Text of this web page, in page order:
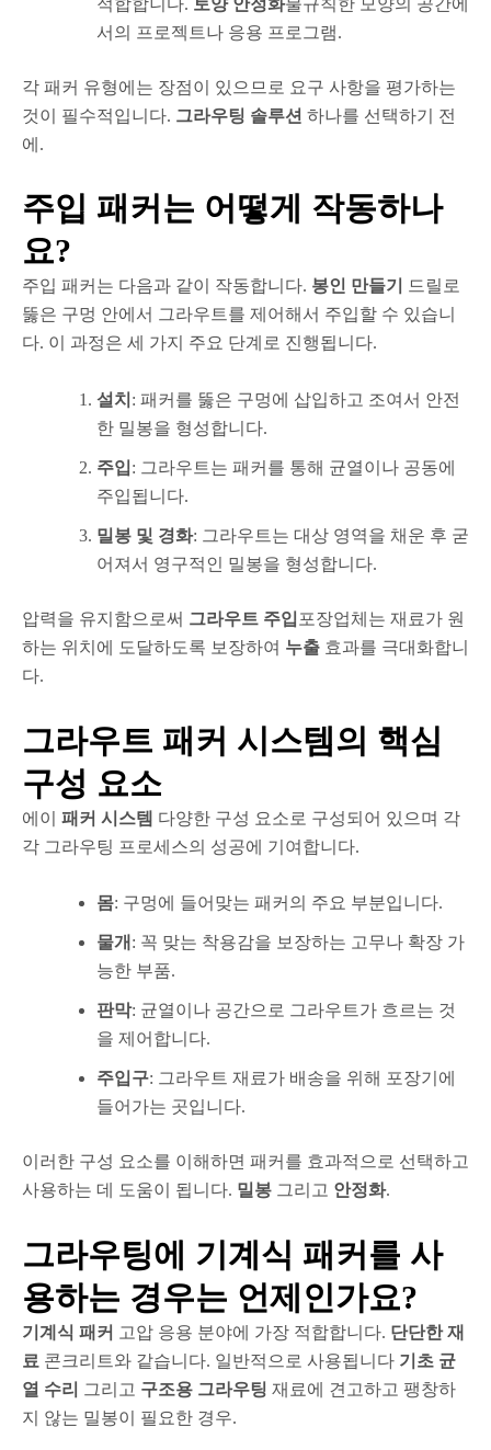
서의 프로젝트나 응용 프로그램.
각 패커 유형에는 장점이 있으므로 요구 사항을 평가하는
것이 필수적입니다. 그라우팅 솔루션 하나를 선택하기 전
에.
주입 패커는 어떻게 작동하나
요?
주입 패커는 다음과 같이 작동합니다. 봉인 만들기
드릴로
뚫은 구멍 안에서 그라우트를 제어해서 주입할 수 있습니
다. 이 과정은 세 가지 주요 단계로 진행됩니다.
설치 : 패커를 뚫은 구멍에 삽입하고 조여서 안전
한 밀봉을 형성합니다.
주입 : 그라우트는 패커를 통해 균열이나 공동에
주입됩니다.
밀봉 및 경화: 그라우트는 대상 영역을 채운 후 굳
어져서 영구적인 밀봉을 형성합니다.
압력을 유지함으로써 그라우트 주입 포장업체는 재료가 원
하는 위치에 도달하도록 보장하여 누출 효과를 극대화합니
다.
그라우트 패커 시스템의 핵심
구성 요소
에이 패커 시스템 다양한 구성 요소로 구성되어 있으며 각
각 그라우팅 프로세스의 성공에 기여합니다.
몸: 구멍에 들어맞는 패커의 주요 부분입니다.
물개 : 꼭 맞는 착용감을 보장하는 고무나 확장 가
능한 부품.
판막: 균열이나 공간으로 그라우트가 흐르는 것
을 제어합니다.
주입구: 그라우트 재료가 배송을 위해 포장기에
들어가는 곳입니다.
이러한 구성 요소를 이해하면 패커를 효과적으로 선택하고
사용하는 데 도움이 됩니다. 밀봉 그리고 안정화.
그라우팅에 기계식 패커를 사
용하는 경우는 언제인가요?
기계식 패커 고압 응용 분야에 가장 적합합니다. 단단한 재
료 콘크리트와 같습니다. 일반적으로 사용됩니다 기초 균
열 수리
그리고 구조용 그라우팅 재료에 견고하고 팽창하
지 않는 밀봉이 필요한 경우.